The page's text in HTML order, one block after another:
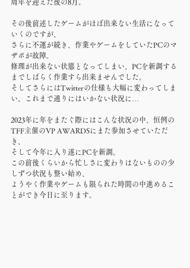
周年を迎えた後の8月。
その後前述したゲームがほぼ出来ない生活になって
いくのですが、
さらに不運が続き、作業やゲームをしていたPCのマ
ザボが故障。
修理が出来ない状態となってしまい、PCを新調する
までしばらく作業すら出来ませんでした。
そしてさらにはTwitterの仕様も大幅に変わってしま
い、これまで通りにはいかない状況に…
2023年に年をまたぐ際にはこんな状況の中、恒例の
TFF主催のVP AWARDSにまた参加させていただ
き、
そして今年に入り遂にPCを新調。
この前後くらいから忙しさに変わりはないものの少
しずつ状況も整い始め、
ようやく作業やゲームも限られた時間の中進めるこ
とができ今日に至ります。